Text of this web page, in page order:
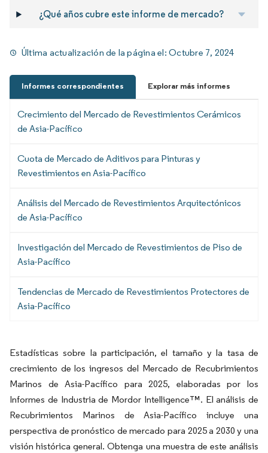
¿Qué años cubre este informe de mercado?
Última actualización de la página el:Octubre 7, 2024
Informes correspondientes Explorar más informes
Crecimiento del Mercado de Revestimientos Cerámicos
de Asia-Pacífico
Cuota de Mercado de Aditivos para Pinturas y
Revestimientos en Asia-Pacífico
Análisis del Mercado de Revestimientos Arquitectónicos
de Asia-Pacífico
Investigación del Mercado de Revestimientos de Piso de
Asia-Pacífico
Tendencias de Mercado de Revestimientos Protectores de
Asia-Pacífico
Estadísticas sobre la participación, el tamaño y la tasa de
crecimiento de los ingresos del Mercado de Recubrimientos
Marinos de Asia-Pacífico para 2025, elaboradas por los
Informes de Industria de Mordor Intelligence™. El análisis de
Recubrimientos Marinos de Asia-Pacífico incluye una
perspectiva de pronóstico de mercado para 2025 a 2030 y una
visión histórica general. Obtenga una muestra de este análisis